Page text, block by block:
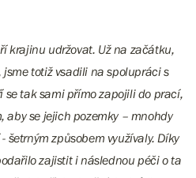
krajinu udržovat. Už na začátku,
jsme totiž vsadili na spolupráci s
se tak sami přímo zapojili do prací,
aby se jejich pozemky – mnohdy
šetrným způsobem využívaly. Díky
zajistit i následnou péči o ta